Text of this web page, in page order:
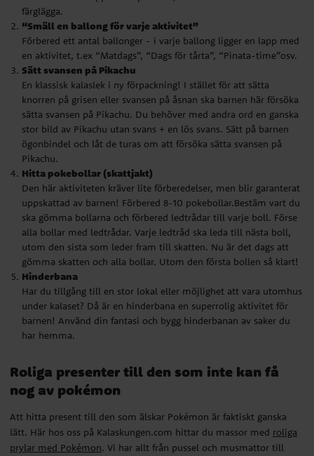
ögonbindel och låt de turas om att försöka sätta svansen på
Pikachu.
Hitta pokebollar (skattjakt)
Den här aktiviteten kräver lite förberedelser, men blir garanterat
uppskattad av barnen! Förbered 8-10 pokebollar.Bestäm vart du
ska gömma bollarna och förbered ledtrådar till varje boll. Förse
alla bollar med ledtrådar. Varje ledtråd ska leda till nästa boll,
utom den sista som leder fram till skatten. Nu är det dags att
gömma skatten och alla bollar. Utom den första bollen så klart!
Hinderbana
Har du tillgång till en stor lokal eller möjlighet att vara utomhus
under kalaset? Då är en hinderbana en superrolig aktivitet för
barnen! Använd din fantasi och bygg hinderbanan av saker du
har hemma.
Roliga presenter till den som inte kan få
nog av pokémon
Att hitta present till den som älskar Pokémon är faktiskt ganska
lätt. Här hos oss på Kalaskungen.com hittar du massor med roliga
prylar med Pokémon. Vi har allt från pussel och musmattor till
färglägga.
“Smäll en ballong för varje aktivitet”
Förbered ett antal ballonger - i varje ballong ligger en lapp med
en aktivitet, t.ex “Matdags”, “Dags för tårta”, “Pinata-time”osv.
Sätt svansen på Pikachu
En klassisk kalaslek i ny förpackning! I stället för att sätta
knorren på grisen eller svansen på åsnan ska barnen här försöka
sätta svansen på Pikachu. Du behöver med andra ord en ganska
stor bild av Pikachu utan svans + en lös svans. Sätt på barnen
ögonbindel och låt de turas om att försöka sätta svansen på
Pikachu.
Hitta pokebollar (skattjakt)
Den här aktiviteten kräver lite förberedelser, men blir garanterat
uppskattad av barnen! Förbered 8-10 pokebollar.Bestäm vart du
ska gömma bollarna och förbered ledtrådar till varje boll. Förse
alla bollar med ledtrådar. Varje ledtråd ska leda till nästa boll,
utom den sista som leder fram till skatten. Nu är det dags att
gömma skatten och alla bollar. Utom den första bollen så klart!
Hinderbana
Har du tillgång till en stor lokal eller möjlighet att vara utomhus
under kalaset? Då är en hinderbana en superrolig aktivitet för
barnen! Använd din fantasi och bygg hinderbanan av saker du
har hemma.
Roliga presenter till den som inte kan få
nog av pokémon
Att hitta present till den som älskar Pokémon är faktiskt ganska
lätt. Här hos oss på Kalaskungen.com hittar du massor med roliga
prylar med Pokémon. Vi har allt från pussel och musmattor till